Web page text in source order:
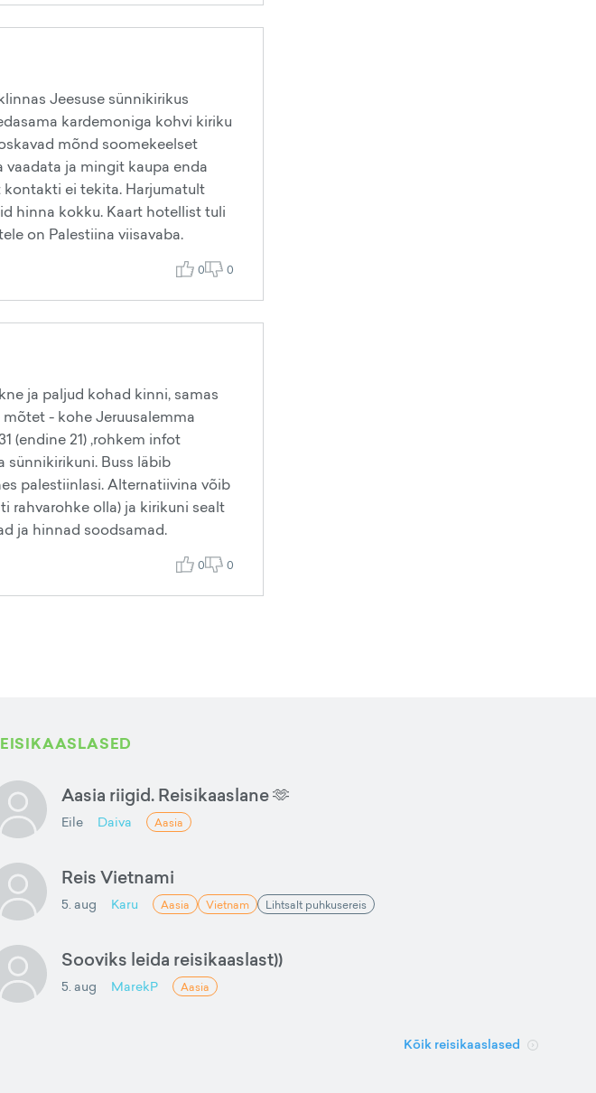
Jeesuse sünnikirikus
kardemoniga kohvi kiriku
mõnd soomekeelset
vaadata ja mingit kaupa enda
ei tekita. Harjumatult
hinna kokku. Kaart hotellist tuli
on Palestiina viisavaba.
0 0
ja paljud kohad kinni, samas
- kohe Jeruusalemma
(endine 21) ,rohkem infot
Buss läbib
palestiinlasi. Alternatiivina võib
rahvarohke olla) ja kirikuni sealt
ja hinnad soodsamad.
0 0
Aasia riigid. Reisikaaslane 🫶
Eile Daiva Aasia
Reis Vietnami
5. aug Karu Aasia Vietnam Lihtsalt puhkusereis
Sooviks leida reisikaaslast))
5. aug MarekP Aasia
Kõik reisikaaslased